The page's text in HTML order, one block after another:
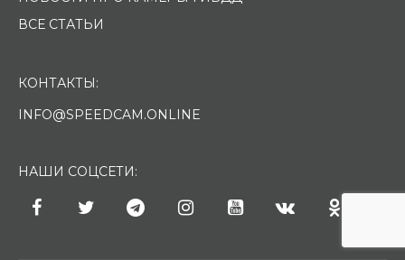
ВСЕ СТАТЬИ
КОНТАКТЫ:
INFO@SPEEDCAM.ONLINE
НАШИ СОЦСЕТИ: